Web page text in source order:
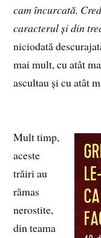
cam încurcată.
caracterul și din
niciodată
mai mult, cu atât
ascultau și cu atât
Mult timp,
aceste
trăiri au
rămas
nerostite,
din teama